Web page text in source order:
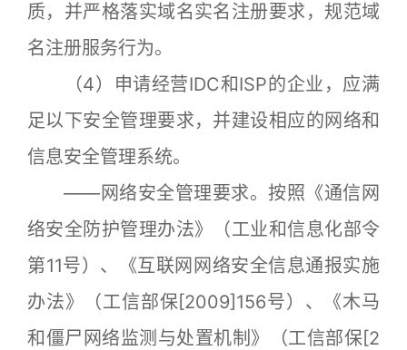
质，并严格落实域名实名注册要求，规范域
名注册服务行为。
（4）申请经营IDC和ISP的企业，应满
足以下安全管理要求，并建设相应的网络和
信息安全管理系统。
——网络安全管理要求。按照《通信网
络安全防护管理办法》（工业和信息化部令
第11号）、《互联网网络安全信息通报实施
办法》（工信部保[2009]156号）、《木马
和僵尸网络监测与处置机制》（工信部保[2